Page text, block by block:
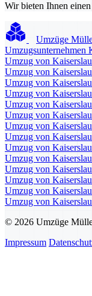
Wir bieten Ihnen
Umzüge
Umzugsunternehmen
Umzug von
Umzug von
Umzug von
Umzug von
Umzug von
Umzug von
Umzug von
Umzug von
Umzug von
Umzug von
Umzug von
Umzug von
Umzug von
Umzug von
© 2026 Umzüge
Impressum